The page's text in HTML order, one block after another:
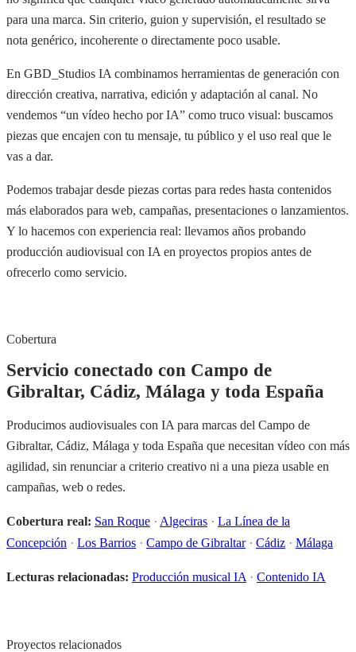
para una marca. Sin criterio, guion y supervisión, el resultado se
nota genérico, incoherente o directamente poco usable.
En GBD_Studios IA combinamos herramientas de generación con
dirección creativa, narrativa, edición y adaptación al canal. No
vendemos “un vídeo hecho por IA” como truco visual: buscamos
piezas que encajen con tu mensaje, tu público y el uso real que le
vas a dar.
Podemos trabajar desde piezas cortas para redes hasta contenidos
más elaborados para web, campañas, presentaciones o lanzamientos.
Y lo hacemos con experiencia real: llevamos años probando
producción audiovisual con IA en proyectos propios antes de
ofrecerlo como servicio.
Cobertura
Servicio conectado con Campo de
Gibraltar, Cádiz, Málaga y toda España
Producimos audiovisuales con IA para marcas del Campo de
Gibraltar, Cádiz, Málaga y toda España que necesitan vídeo con más
agilidad, sin renunciar a criterio creativo ni a una pieza usable en
campañas, web o redes.
Cobertura real: San Roque · Algeciras · La Línea de la
Concepción · Los Barrios · Campo de Gibraltar· Cádiz · Málaga
Lecturas relacionadas: Producción musical IA · Contenido IA
Proyectos relacionados